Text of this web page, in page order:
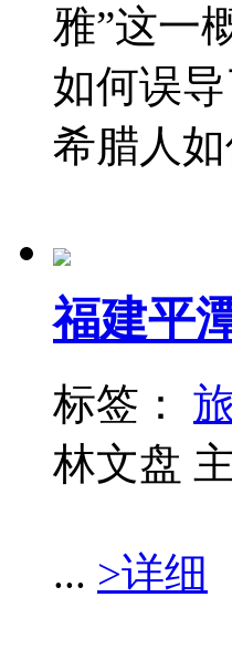
雅”这一
如何误
希腊人
福建平
标签：
林文盘
... >详细